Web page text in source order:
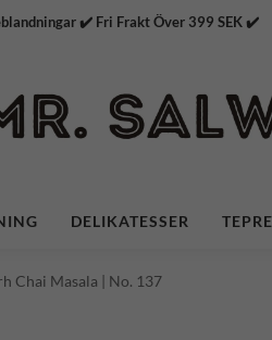
Teblandningar ✔️ Fri Frakt Över
DELIKATESSER
Chai Masala | No. 137